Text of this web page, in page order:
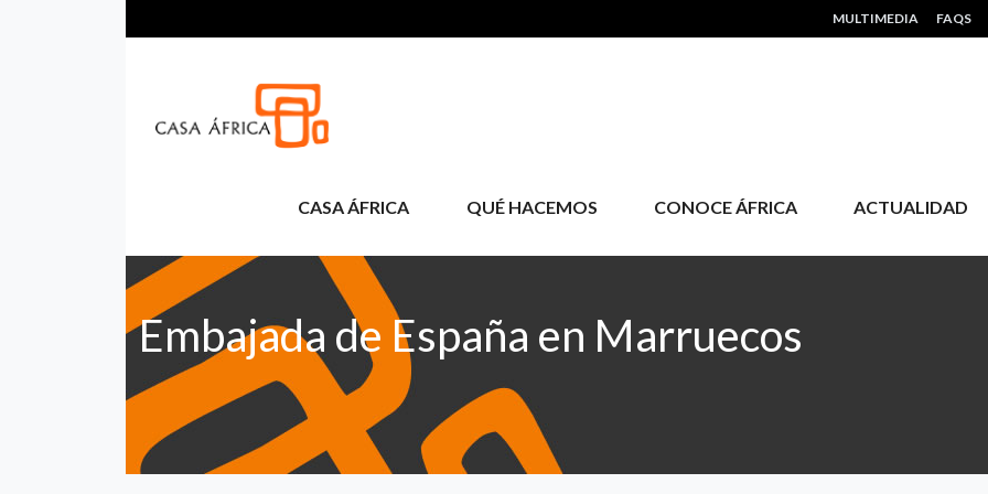
HEADER MENU
MULTIMEDIA FAQS
CASA ÁFRICA QUÉ HACEMOS CONOCE ÁFRICA ACTUALIDAD
Embajada de España en Marruecos